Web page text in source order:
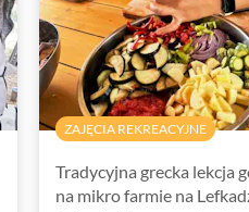
ZAJĘCIA REKREACYJNE
Tradycyjna grecka lekcja
na mikro farmie na